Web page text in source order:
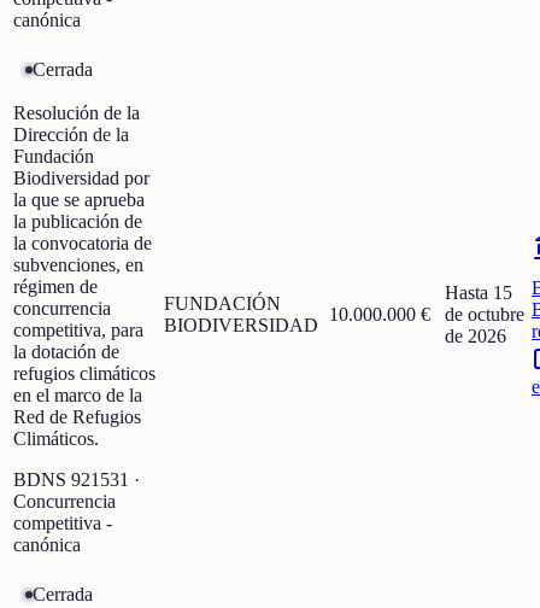
canónica
Cerrada
Resolución de la
Dirección de la
Fundación
Biodiversidad por
la que se aprueba
la publicación de
la convocatoria de
subvenciones, en
régimen de
concurrencia
competitiva, para
la dotación de
refugios climáticos
en el marco de la
Red de Refugios
Climáticos.
BDNS 921531 ·
Concurrencia
competitiva -
canónica
FUNDACIÓN
BIODIVERSIDAD
10.000.000 €
Hasta 15
de octubre
de 2026
Cerrada